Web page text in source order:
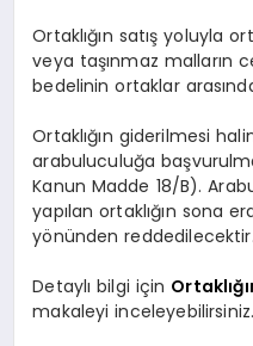
Ortaklığın satış yoluyla
veya taşınmaz malların
bedelinin ortaklar arasında
Ortaklığın giderilmesi
arabuluculuğa
Kanun Madde 18/B).
yapılan ortaklığın sona
yönünden reddedilecektir.
Detaylı bilgi için
makaleyi inceleyebilirsiniz.